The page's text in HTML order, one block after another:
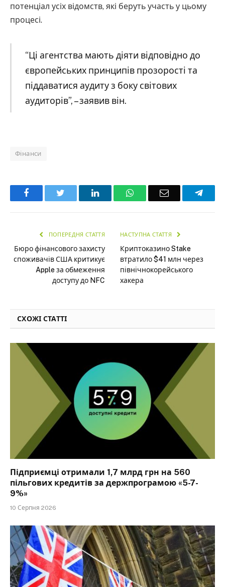
потенціал усіх відомств, які беруть участь у цьому
процесі.
“Ці агентства мають діяти відповідно до
європейських принципів прозорості та
піддаватися аудиту з боку світових
аудиторів”, – заявив він.
Фінанси
Facebook LinkedInWhatsAppEmail
ПОПЕРЕДНЯ СТАТТЯ
Бюро фінансового захисту
споживачів США критикує
Apple за обмеження
доступу до NFC
НАСТУПНА СТАТТЯ
Криптоказино Stake
втратило $41 млн через
північнокорейського
хакера
СХОЖІ СТАТТІ
Підприємці отримали 1,7 млрд грн на 560
пільгових кредитів за держпрограмою «5-7-
9%»
10 Серпня 2026